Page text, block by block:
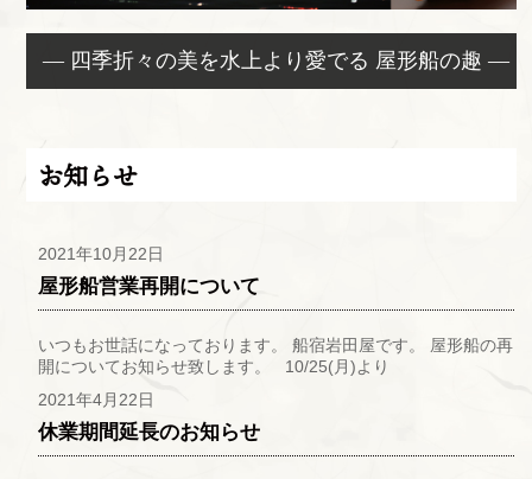
— 四季折々の美を水上より愛でる 屋形船の趣 —
お知らせ
2021年10月22日
屋形船営業再開について
いつもお世話になっております。 船宿岩田屋です。 屋形船の再
開についてお知らせ致します。 10/25(月)より
2021年4月22日
休業期間延長のお知らせ